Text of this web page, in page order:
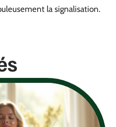
la signalisation.